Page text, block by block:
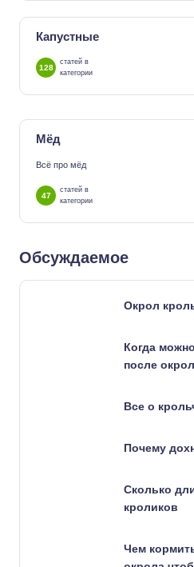
Капустные
128
статей в
категории
Мёд
Всё про мёд
47
статей в
категории
Обсуждаемое
Окрол
Когда
после
Все о
Почему
Сколько
кроликов
Чем